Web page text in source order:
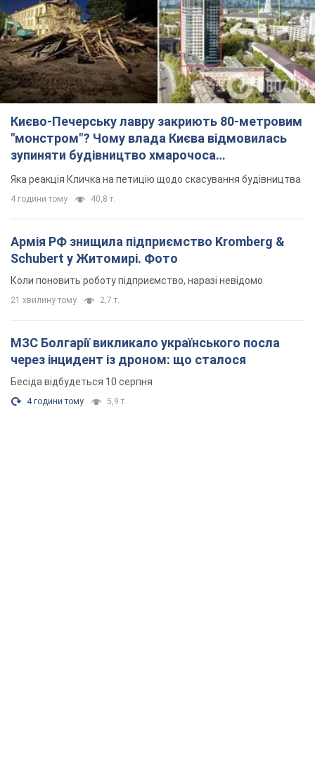
Києво-Печерську лавру закриють 80-метровим
"монстром"? Чому влада Києва відмовилась
зупиняти будівництво хмарочоса
"московського вірянина"
Яка реакція Кличка на петицію щодо скасування будівництва
4 години тому 40,8 т.
Армія РФ знищила підприємство Kromberg &
Schubert у Житомирі. Фото
Коли поновить роботу підприємство, наразі невідомо
21 хвилину тому 2,7 т.
МЗС Болгарії викликало українського посла
через інцидент із дроном: що сталося
Бесіда відбудеться 10 серпня
4 години тому 5,9 т.